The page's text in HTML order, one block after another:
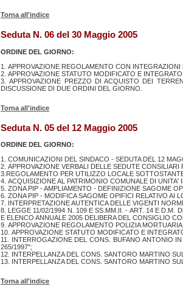
Torna all'indice
Seduta N. 06 del 30 Maggio 2005
ORDINE DEL GIORNO:
1. APPROVAZIONE REGOLAMENTO CON
2. APPROVAZIONE STATUTO MODIFICATO E
3. APPROVAZIONE PREZZO DI ACQUISTO DEI
DISCUSSIONE DI DUE ORDINI DEL GIORNO.
Torna all'indice
Seduta N. 05 del 12 Maggio 2005
ORDINE DEL GIORNO:
1. COMUNICAZIONI DEL SINDACO - SEDUTA DEL 12
2. APPROVAZIONE VERBALI DELLE SEDUTE CONSILIARI
3.REGOLAMENTO PER UTILIZZO LOCALE
4. ACQUISIZIONE AL PATRIMONIO COMUNALE DI UNITA'
5. ZONA PIP - AMPLIAMENTO - DEFINIZIONE SAGOME
6. ZONA PIP - MODIFICA SAGOME OPIFICI RELATIVO AI
7. INTERPRETAZIONE AUTENTICA DELLE VIGENTI
8. LEGGE 11/02/1994 N. 109 E SS.MM.II. - ART. 14 E D.M.
E ELENCO ANNUALE 2005 DELIBERA DEL CONSIGLIO
9. APPROVAZIONE REGOLAMENTO POLIZIA MORTUARIA;
10. APPROVAZIONE STATUTO MODIFICATO E
11. INTERROGAZIONE DEL CONS. BUFANO ANTONIO
265/1997";
12. INTERPELLANZA DEL CONS. SANTORO MARTINO
13. INTERPELLANZA DEL CONS. SANTORO MARTINO
Torna all'indice